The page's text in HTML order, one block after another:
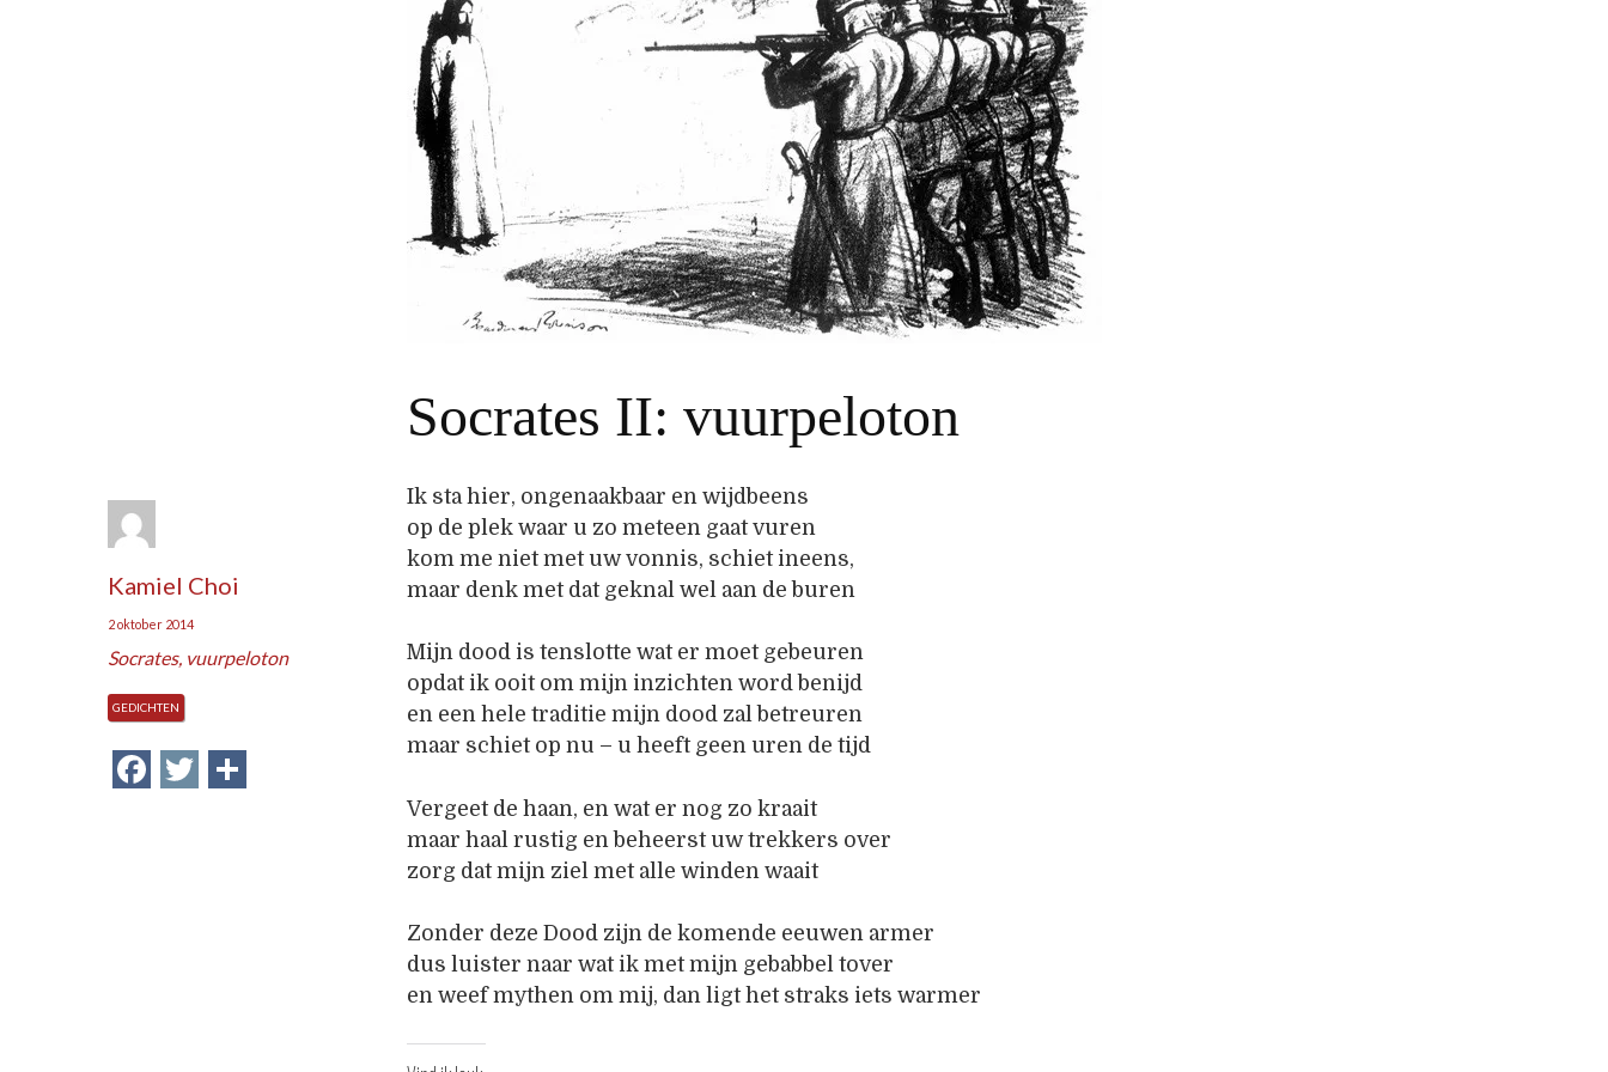
Socrates II: vuurpeloton
Kamiel Choi
2 oktober 2014
Socrates, vuurpeloton
GEDICHTEN
Facebook
Twitter
Ik sta hier, ongenaakbaar en wijdbeens
op de plek waar u zo meteen gaat vuren
kom me niet met uw vonnis, schiet ineens,
maar denk met dat geknal wel aan de buren
Mijn dood is tenslotte wat er moet gebeuren
opdat ik ooit om mijn inzichten word benijd
en een hele traditie mijn dood zal betreuren
maar schiet op nu – u heeft geen uren de tijd
Vergeet de haan, en wat er nog zo kraait
maar haal rustig en beheerst uw trekkers over
zorg dat mijn ziel met alle winden waait
Zonder deze Dood zijn de komende eeuwen armer
dus luister naar wat ik met mijn gebabbel tover
en weef mythen om mij, dan ligt het straks iets warmer